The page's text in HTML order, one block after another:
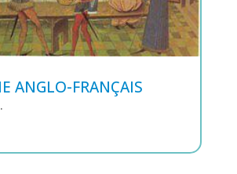
ANGLO-FRANÇAIS